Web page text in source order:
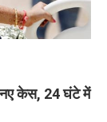
नए केस, 24 घंटे में